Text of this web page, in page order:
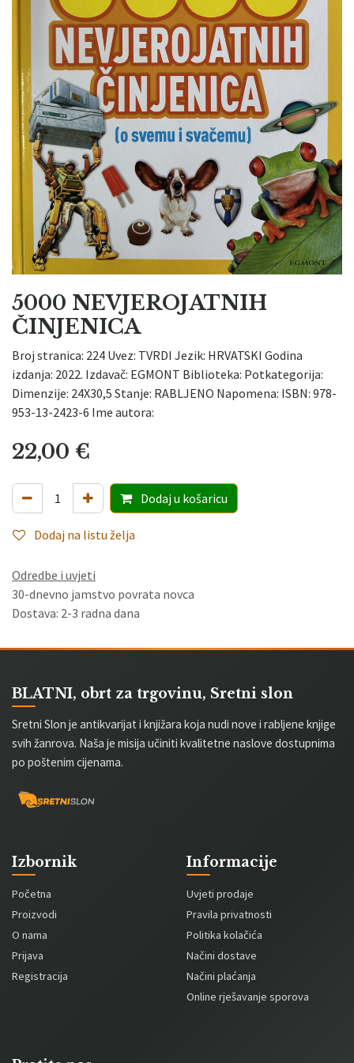
5000 NEVJEROJATNIH
ČINJENICA
Broj stranica: 224 Uvez: TVRDI Jezik: HRVATSKI Godina
izdanja: 2022. Izdavač: EGMONT Biblioteka: Potkategorija:
Dimenzije: 24X30,5 Stanje: RABLJENO Napomena: ISBN: 978-
953-13-2423-6 Ime autora:
22,00 €
Dodaju košaricu
Dodaj na listu želja
Odredbe i uvjeti
30-dnevno jamstvo povrata novca
Dostava: 2-3 radna dana
BLATNI, obrt za trgovinu, Sretni slon
Sretni Slon je antikvarijat i knjižara koja nudi nove i rabljene knjige
svih žanrova. Naša je misija učiniti kvalitetne naslove dostupnima
po poštenim cijenama.
Izbornik
Početna
Proizvodi
O nama
Prijava
Registracija
Informacije
Uvjeti prodaje
Pravila privatnosti
Politika kolačića
Načini dostave
Načini plaćanja
Online rješavanje sporova